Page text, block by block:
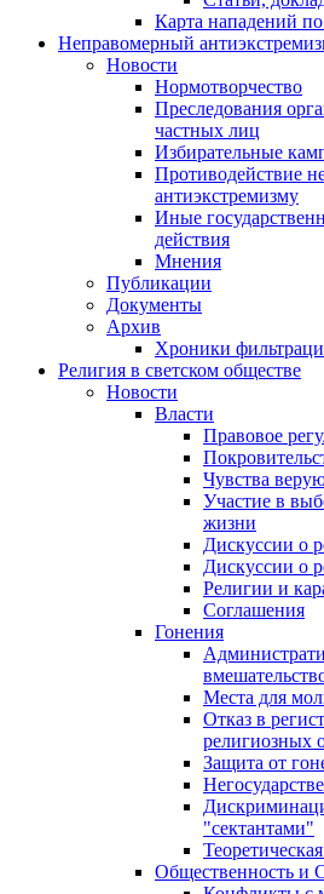
Карта нападений
Неправомерный
Новости
Нормотворчество
Преследования
частных лиц
Избирательные
Противодействие
антиэкстремизму
Иные
действия
Мнения
Публикации
Документы
Архив
Хроники
Религия в светском обществе
Новости
Власти
Правовое
Чувства
Участие в
жизни
Дискуссии о
Дискуссии о
Религии и
Соглашения
Гонения
Места для
Отказ в
религиозных
Защита от
"сектантами"
Общественность